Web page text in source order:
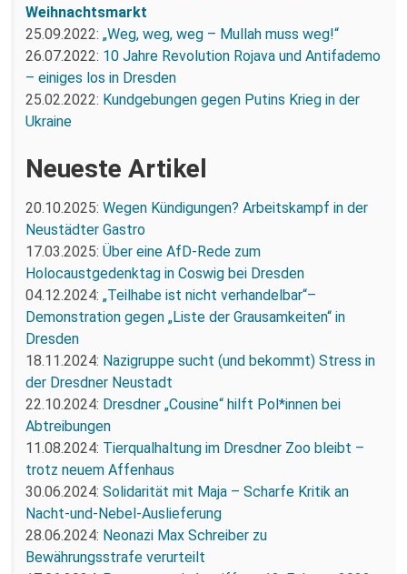
Weihnachtsmarkt
25.09.2022: „Weg, weg, weg – Mullah muss weg!“
26.07.2022: 10 Jahre Revolution Rojava und Antifademo
– einiges los in Dresden
25.02.2022: Kundgebungen gegen Putins Krieg in der
Ukraine
Neueste Artikel
20.10.2025: Wegen Kündigungen? Arbeitskampf in der
Neustädter Gastro
17.03.2025: Über eine AfD-Rede zum
Holocaustgedenktag in Coswig bei Dresden
04.12.2024: „Teilhabe ist nicht verhandelbar“–
Demonstration gegen „Liste der Grausamkeiten“ in
Dresden
18.11.2024: Nazigruppe sucht (und bekommt) Stress in
der Dresdner Neustadt
22.10.2024: Dresdner „Cousine“ hilft Pol*innen bei
Abtreibungen
11.08.2024: Tierqualhaltung im Dresdner Zoo bleibt –
trotz neuem Affenhaus
30.06.2024: Solidarität mit Maja – Scharfe Kritik an
Nacht-und-Nebel-Auslieferung
28.06.2024: Neonazi Max Schreiber zu
Bewährungsstrafe verurteilt